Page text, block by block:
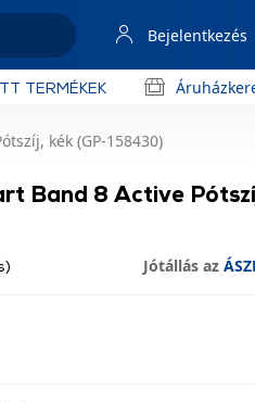
Bejelentkezés
TERMÉKEK
kék (GP-158430)
Band 8 Active
Jótállás az